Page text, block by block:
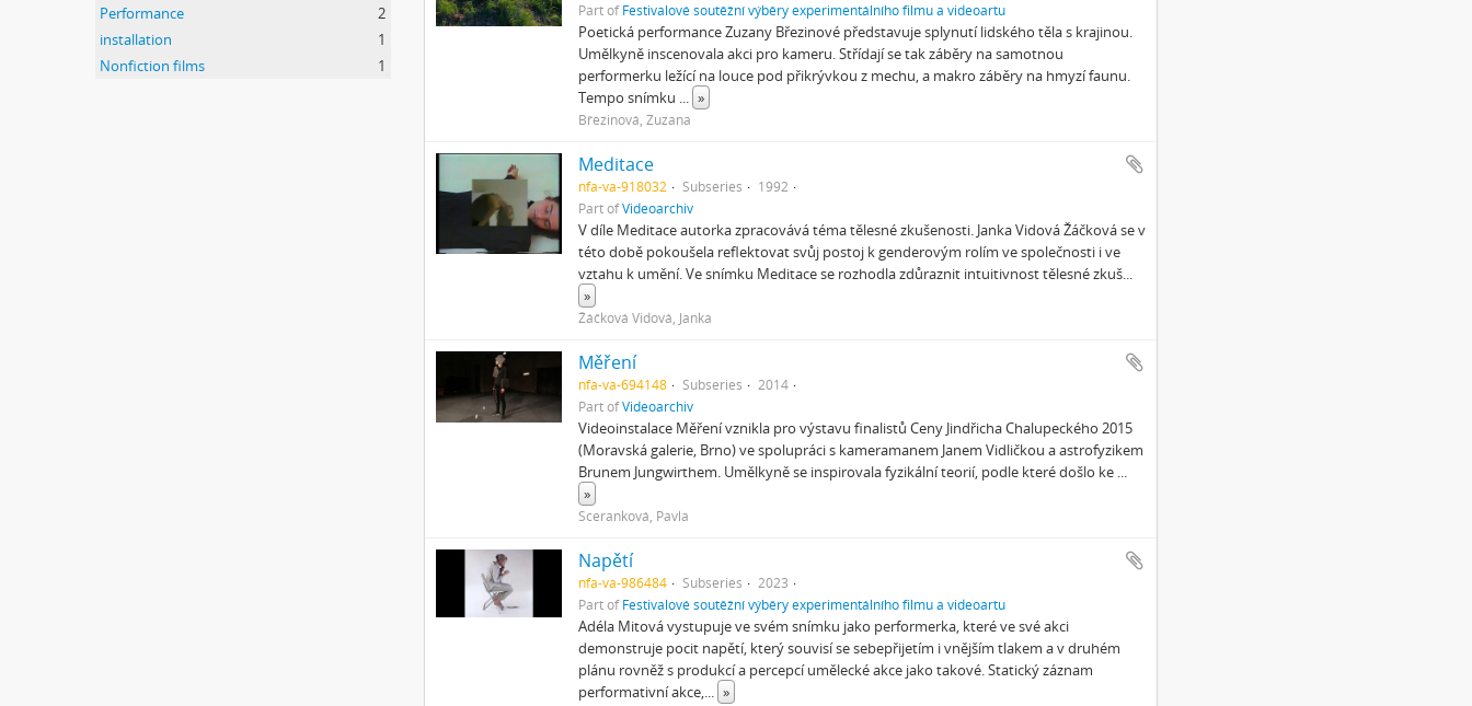
Performance
2
installation
1
Nonfiction films
1
Part ofFestivalové soutěžní výběry experimentálního filmu a videoartu
Poetická performance Zuzany Březinové představuje splynutí lidského těla s krajinou.
Umělkyně inscenovala akci pro kameru. Střídají se tak záběry na samotnou
performerku ležící na louce pod přikrývkou z mechu, a makro záběry na hmyzí faunu.
Tempo snímku ... »
Březinová, Zuzana
Meditace
nfa-va-918032 Subseries
1992
Part ofVideoarchiv
V díle Meditace autorka zpracovává téma tělesné zkušenosti. Janka Vidová Žáčková se v
této době pokoušela reflektovat svůj postoj k genderovým rolím ve společnosti i ve
vztahu k umění. Ve snímku Meditace se rozhodla zdůraznit intuitivnost tělesné zkuš...
»
Žáčková Vidová, Janka
Měření
nfa-va-694148 Subseries
2014
Part ofVideoarchiv
Videoinstalace Měření vznikla pro výstavu finalistů Ceny Jindřicha Chalupeckého 2015
(Moravská galerie, Brno) ve spolupráci s kameramanem Janem Vidličkou a astrofyzikem
Brunem Jungwirthem. Umělkyně se inspirovala fyzikální teorií, podle které došlo ke ...
»
Sceranková, Pavla
Napětí
nfa-va-986484 Subseries
2023
Part ofFestivalové soutěžní výběry experimentálního filmu a videoartu
Adéla Mitová vystupuje ve svém snímku jako performerka, které ve své akci
demonstruje pocit napětí, který souvisí se sebepřijetím i vnějším tlakem a v druhém
plánu rovněž s produkcí a percepcí umělecké akce jako takové. Statický záznam
performativní akce,... »